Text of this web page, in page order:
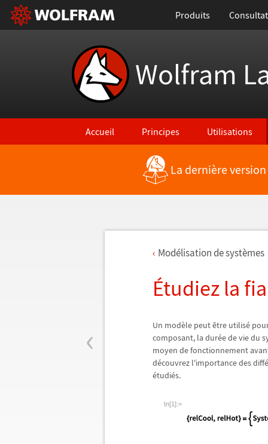
Produits
Wolfram
Accueil Principes Utilisations
La dernière
‹
Modélisation de systèmes
Étudiez la
Un modèle peutêtre utilisé
composant, la durée de vie du
moyen de fonctionnement
découvrez l'importance des diffé
étudiés.
In[1]:=